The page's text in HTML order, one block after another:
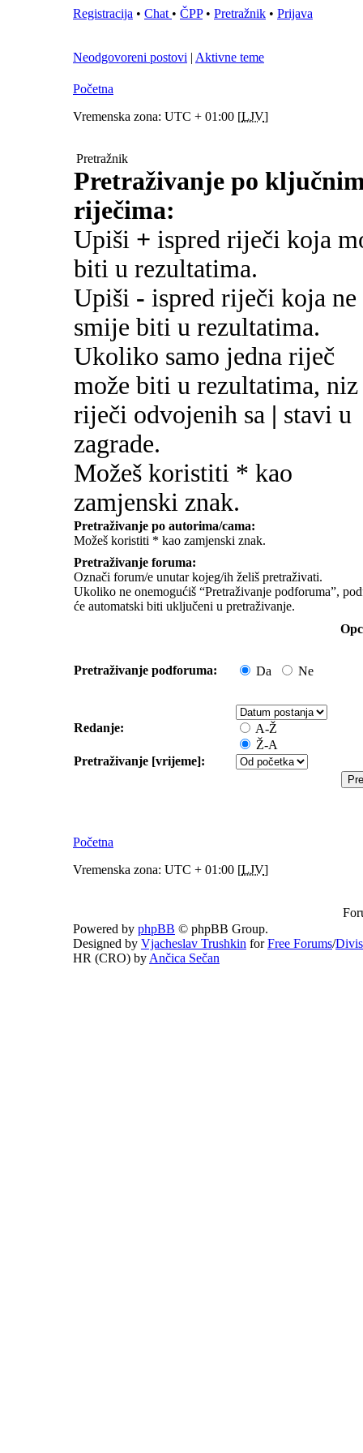
Registracija • Chat • ČPP• Pretražnik • Prijava
Neodgovoreni postovi | Aktivne teme
Početna
Vremenska zona: UTC + 01:00 [LJV]
Pretražnik
Pretraživanje po
riječima:
Upiši + ispred riječi koja
biti u rezultatima.
Upiši - ispred riječi koja ne
smije biti u rezultatima.
Ukoliko samo jedna riječ
može biti u rezultatima, niz
riječi odvojenih sa | stavi u
zagrade.
Možeš koristiti * kao
zamjenski znak.
Pretraživanje po autorima/cama:
Možeš koristiti * kao zamjenski znak.
Pretraživanje foruma:
Označi forum/e unutar kojeg/ih želiš pretraživati.
Ukoliko ne onemogućiš “Pretraživanje podforuma”,
će automatski biti uključeni u pretraživanje.
Pretraživanje podforuma: Da Ne
Redanje:
A-Ž
Ž-A
Pretraživanje [vrijeme]:
Početna
Vremenska zona: UTC + 01:00 [LJV]
Powered by phpBB © phpBB Group.
Designed by Vjacheslav Trushkin forFree Forums/
HR (CRO) by Ančica Sečan